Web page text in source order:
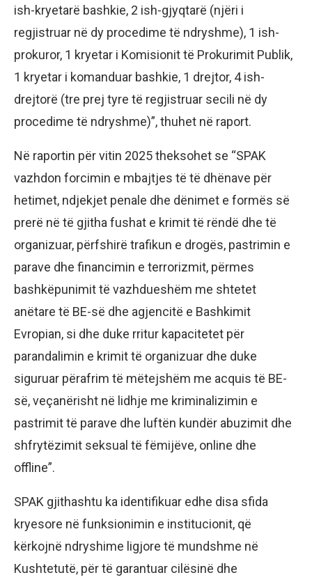
ish-kryetarë bashkie, 2 ish-gjyqtarë (njëri i
regjistruar në dy procedime të ndryshme), 1 ish-
prokuror, 1 kryetar i Komisionit të Prokurimit Publik,
1 kryetar i komanduar bashkie, 1 drejtor, 4 ish-
drejtorë (tre prej tyre të regjistruar secili në dy
procedime të ndryshme)”, thuhet në raport.
Në raportin për vitin 2025 theksohet se “SPAK
vazhdon forcimin e mbajtjes të të dhënave për
hetimet, ndjekjet penale dhe dënimet e formës së
prerë në të gjitha fushat e krimit të rëndë dhe të
organizuar, përfshirë trafikun e drogës, pastrimin e
parave dhe financimin e terrorizmit, përmes
bashkëpunimit të vazhdueshëm me shtetet
anëtare të BE-së dhe agjencitë e Bashkimit
Evropian, si dhe duke rritur kapacitetet për
parandalimin e krimit të organizuar dhe duke
siguruar përafrim të mëtejshëm me acquis të BE-
së, veçanërisht në lidhje me kriminalizimin e
pastrimit të parave dhe luftën kundër abuzimit dhe
shfrytëzimit seksual të fëmijëve, online dhe
offline”.
SPAK gjithashtu ka identifikuar edhe disa sfida
kryesore në funksionimin e institucionit, që
kërkojnë ndryshime ligjore të mundshme në
Kushtetutë, për të garantuar cilësinë dhe